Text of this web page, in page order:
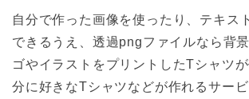
自分で作った画像を使ったり、テキス
できるうえ、透過pngファイルなら背
ゴやイラストをプリントしたTシャツ
分に好きなTシャツなどが作れるサービ